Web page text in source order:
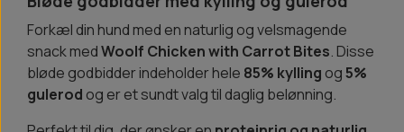
Forkæl din hund med en naturlig og velsmagende
snack medWoolf Chicken with Carrot Bites. Disse
bløde godbidder indeholder hele 85% kylling og5%
gulerod og er et sundt valg til daglig belønning.